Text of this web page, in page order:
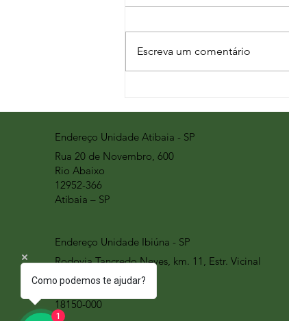
Escreva um comentário
Endereço Unidade Atibaia - SP
Rua 20 de Novembro, 600
Rio Abaixo
12952-366
Atibaia – SP
Endereço Unidade Ibiúna - SP
Rodovia Tancredo Neves, km. 11, Estr. Vicinal
Tancredo Neves Feital
Ibiúna - SP
18150-000
Como podemos te ajudar?
1